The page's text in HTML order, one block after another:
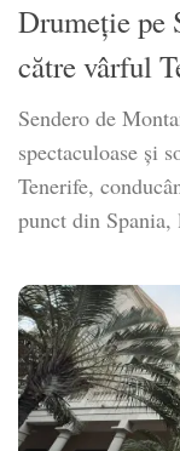
Drumeție pe
către vârful
Sendero de
spectaculoase și
Tenerife,
punct din